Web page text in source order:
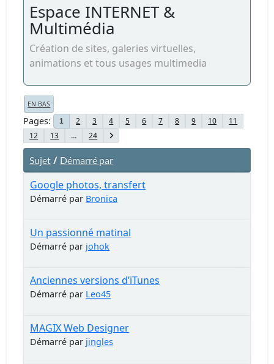
Espace INTERNET &
Multimédia
Création de sites, galeries virtuelles,
animations et tous usages multimedia
EN BAS
Pages 1 2 3 4 5 6 7 8 9 10
11
12
13 ... 24
Sujet / Démarré par
Google photos, transfert
Démarré par Bronica
Un passionné matinal
Démarré par johok
Anciennes versions d’iTunes
Démarré par Leo45
MAGIX Web Designer
Démarré par jingles